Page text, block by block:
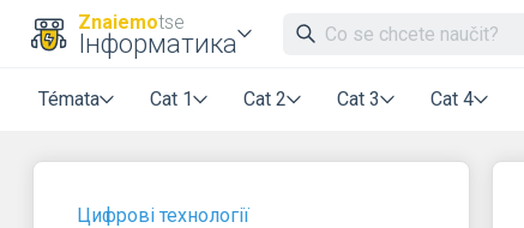
Znaiemotse
Інформатика
Témata Cat 1 Cat 2 Cat 3 Cat 4
Цифрові технології